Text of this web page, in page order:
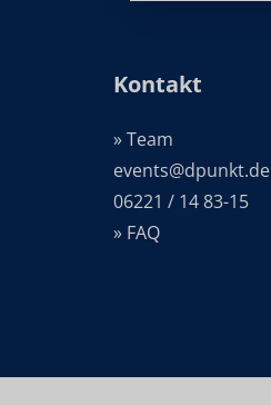
Kontakt
» Team
events@dpunkt.de
06221 / 14 83-15
» FAQ